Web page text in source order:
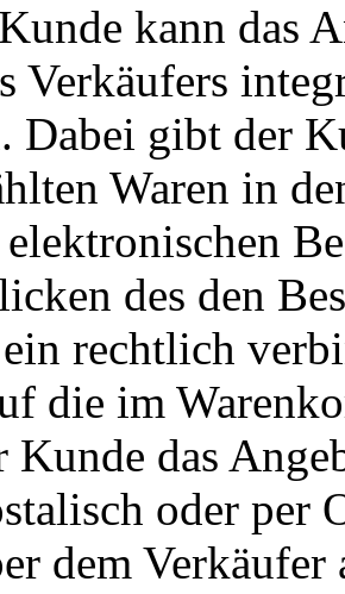
kann das
Verkäufers
Dabei gibt der
Waren in
des den
rechtlich
die im
Kunde das
oder per
dem Verkäufer